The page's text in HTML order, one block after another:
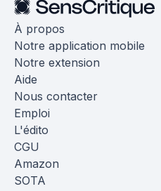
À propos
Notre application mobile
Notre extension
Aide
Nous contacter
Emploi
L'édito
CGU
Amazon
SOTA